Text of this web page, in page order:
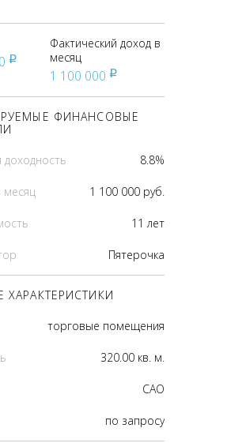
pуб
Фактический доход в
месяц
1 100 000 pуб
ФИНАНСОВЫЕ
доходность 8.8%
месяц 1 100 000 руб.
11 лет
Пятерочка
торговые помещения
320.00 кв. м.
CАО
по запросу